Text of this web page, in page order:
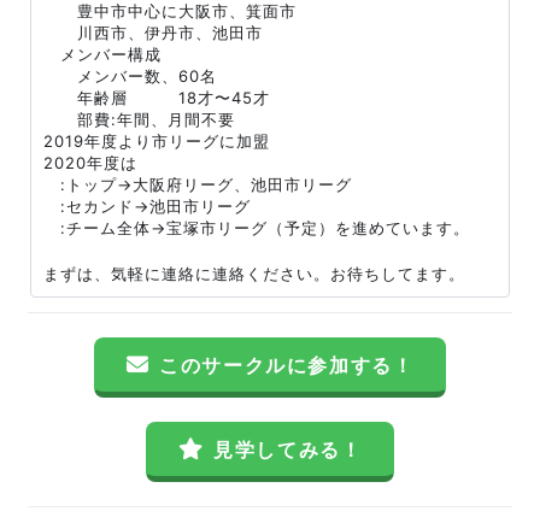
豊中市中心に大阪市、箕面市
川西市、伊丹市、池田市
メンバー構成
メンバー数、60名
年齢層 18才〜45才
部費:年間、月間不要
2019年度より市リーグに加盟
2020年度は
:トップ→大阪府リーグ、池田市リーグ
:セカンド→池田市リーグ
:チーム全体→宝塚市リーグ（予定）を進めています。
まずは、気軽に連絡に連絡ください。お待ちしてます。
このサークルに参加する！
見学してみる！